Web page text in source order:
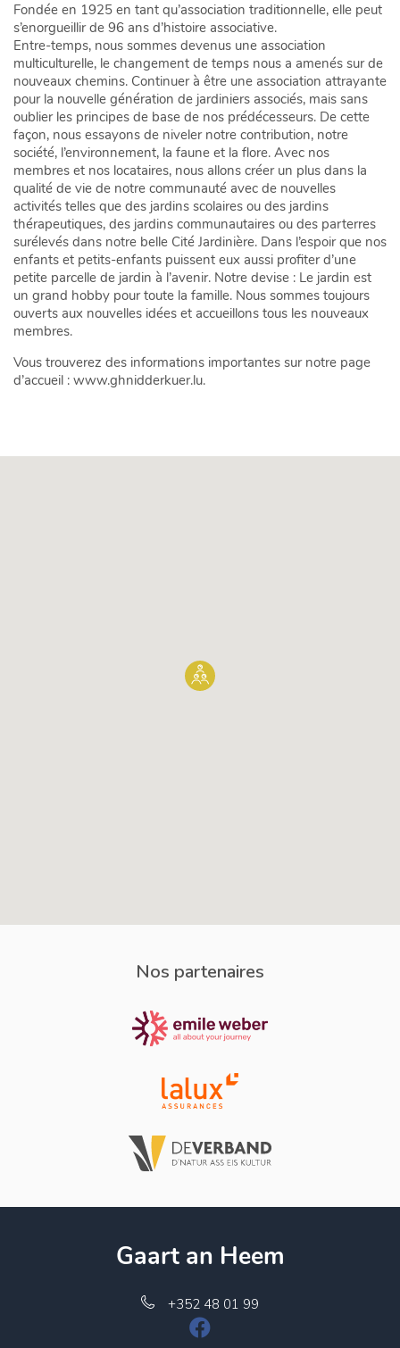
Fondée en 1925 en tant qu’association traditionnelle, elle peut
s’enorgueillir de 96 ans d’histoire associative.
Entre-temps, nous sommes devenus une association
multiculturelle, le changement de temps nous a amenés sur de
nouveaux chemins. Continuer à être une association attrayante
pour la nouvelle génération de jardiniers associés, mais sans
oublier les principes de base de nos prédécesseurs. De cette
façon, nous essayons de niveler notre contribution, notre
société, l’environnement, la faune et la flore. Avec nos
membres et nos locataires, nous allons créer un plus dans la
qualité de vie de notre communauté avec de nouvelles
activités telles que des jardins scolaires ou des jardins
thérapeutiques, des jardins communautaires ou des parterres
surélevés dans notre belle Cité Jardinière. Dans l’espoir que nos
enfants et petits-enfants puissent eux aussi profiter d’une
petite parcelle de jardin à l’avenir. Notre devise : Le jardin est
un grand hobby pour toute la famille. Nous sommes toujours
ouverts aux nouvelles idées et accueillons tous les nouveaux
membres.
Vous trouverez des informations importantes sur notre page
d’accueil : www.ghnidderkuer.lu.
Nos partenaires
Gaart an Heem
+352 48 01 99